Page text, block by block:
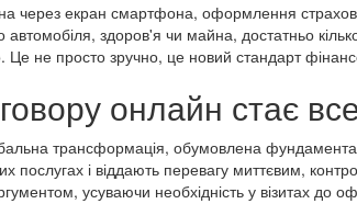
через екран смартфона, оформлення
здоров'я чи майна, достатньо
не просто зручно, це новий стандарт
онлайн стає
трансформація, обумовлена
послугах і віддають перевагу миттєвим,
усуваючи необхідність у візитах до